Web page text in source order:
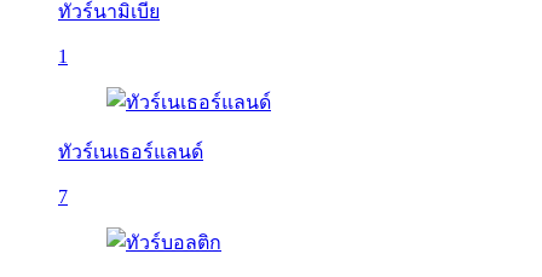
ทัวร์นามิเบีย
1
ทัวร์เนเธอร์แลนด์
7